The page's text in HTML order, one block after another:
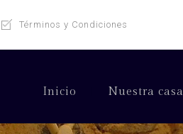
Términos y Condiciones
Inicio Nuestra casa